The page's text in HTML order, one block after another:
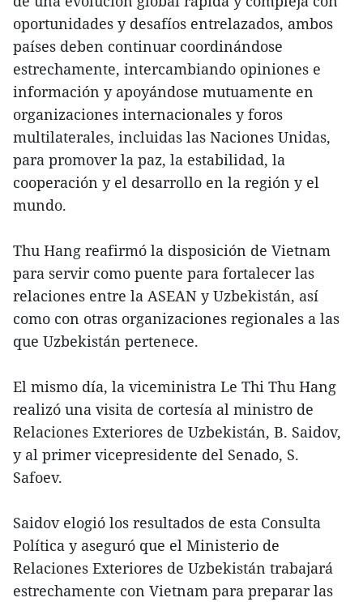
oportunidades y desafíos entrelazados, ambos
países deben continuar coordinándose
estrechamente, intercambiando opiniones e
información y apoyándose mutuamente en
organizaciones internacionales y foros
multilaterales, incluidas las Naciones Unidas,
para promover la paz, la estabilidad, la
cooperación y el desarrollo en la región y el
mundo.
Thu Hang reafirmó la disposición de Vietnam
para servir como puente para fortalecer las
relaciones entre la ASEAN y Uzbekistán, así
como con otras organizaciones regionales a las
que Uzbekistán pertenece.
El mismo día, la viceministra Le Thi Thu Hang
realizó una visita de cortesía al ministro de
Relaciones Exteriores de Uzbekistán, B. Saidov,
y al primer vicepresidente del Senado, S.
Safoev.
Saidov elogió los resultados de esta Consulta
Política y aseguró que el Ministerio de
Relaciones Exteriores de Uzbekistán trabajará
estrechamente con Vietnam para preparar las